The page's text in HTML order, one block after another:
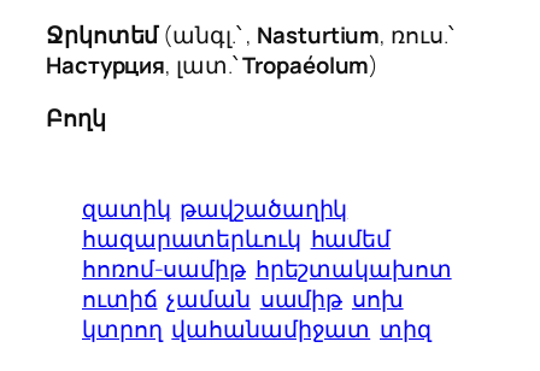
Ջրկոտեմ(անգլ.՝ , Nasturtium, ռուս.՝
Настурция, լատ.՝Tropaéolum)
Բողկ
զատիկ թավշածաղիկ
հազարատերևուկ համեմ
հոռոմ-սամիթ հրեշտակախոտ
ուտիճ չաման սամիթ սոխ
կտրող վահանամիջատ տիզ